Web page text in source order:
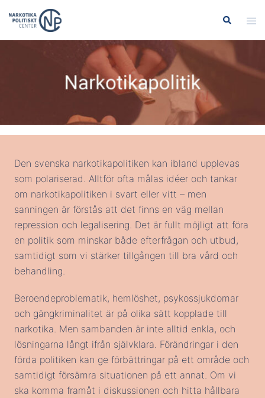
innehåll
Sök
Slå
Den svenska narkotikapolitiken kan ibland upplevas
som polariserad. Alltför ofta målas idéer och tankar
om narkotikapolitiken i svart eller vitt – men
sanningen är förstås att det finns en väg mellan
repression och legalisering. Det är fullt möjligt att föra
en politik som minskar både efterfrågan och utbud,
samtidigt som vi stärker tillgången till bra vård och
behandling.
Beroendeproblematik, hemlöshet, psykossjukdomar
och gängkriminalitet är på olika sätt kopplade till
narkotika. Men sambanden är inte alltid enkla, och
lösningarna långt ifrån självklara. Förändringar i den
förda politiken kan ge förbättringar på ett område och
samtidigt försämra situationen på ett annat. Om vi
ska komma framåt i diskussionen och hitta hållbara